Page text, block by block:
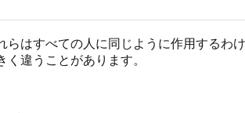
はすべての人に同じように作用するわ
違うことがあります。